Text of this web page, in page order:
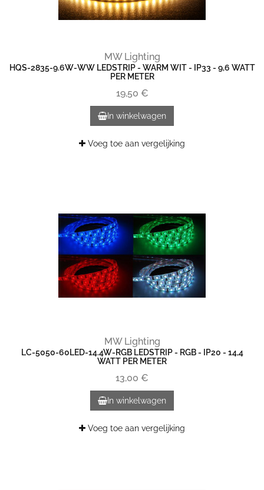
MW Lighting
HQS-2835-9.6W-WW LEDSTRIP - WARM WIT - IP33 - 9,6 WATT
PER METER
19,50 €
In winkelwagen
Voeg toe aan vergelijking
MW Lighting
LC-5050-60LED-14.4W-RGB LEDSTRIP - RGB - IP20 - 14,4
WATT PER METER
13,00 €
In winkelwagen
Voeg toe aan vergelijking